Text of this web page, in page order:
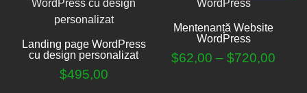
Landing page WordPress
cu design personalizat
$495,00
Mentenanță Website
WordPress
$62,00 – $720,00